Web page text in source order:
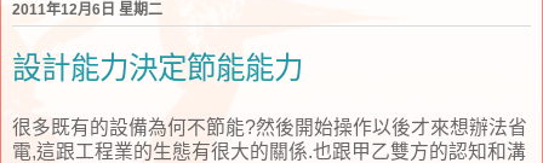
2011年12月6日 星期二
設計能力決定節能能力
很多既有的設備為何不節能?然後開始操作以後才來想辦法省
電,這跟工程業的生態有很大的關係.也跟甲乙雙方的認知和溝